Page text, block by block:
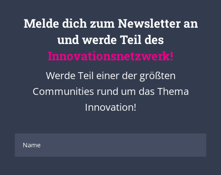
und werde Teil des
Innovationsnetzwerk!
Werde Teil einer der größten
Communities rund um das Thema
Innovation!